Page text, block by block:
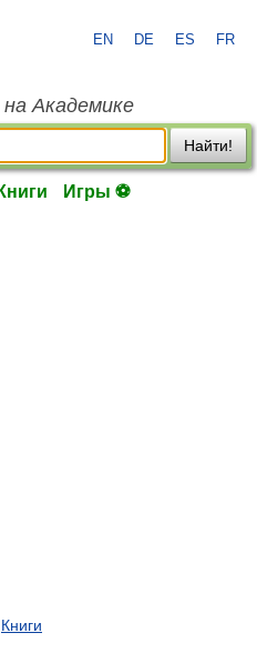
EN DE ES FR
Академике
Найти!
Книги Игры ⚽
Книги